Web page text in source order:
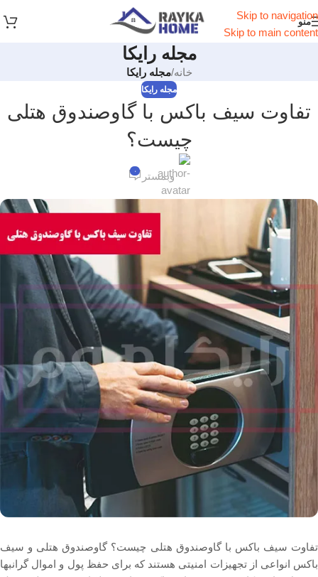
Skip to navigation
Skip to main content
منو
مجله رایکا
خانه/مجله رایکا
مجله رایکا
تفاوت سیف باکس با گاوصندوق هتلی
چیست؟
وبمستر ۰
تفاوت سیف باکس با گاوصندوق هتلی چیست؟ گاوصندوق هتلی و سیف
باکس انواعی از تجهیزات امنیتی هستند که برای حفظ پول و اموال گرانبها